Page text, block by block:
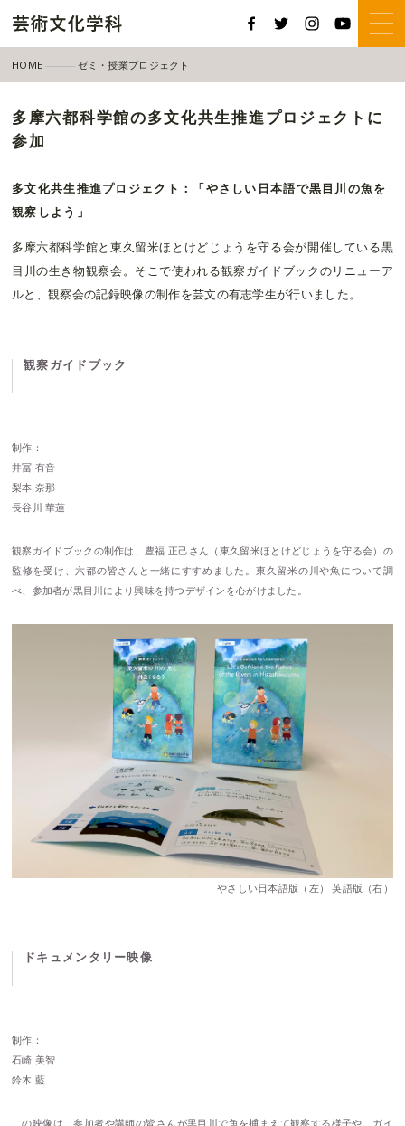
HOME ゼミ・授業プロジェクト
多摩六都科学館の多文化共生推進プロジェクトに
参加
多文化共生推進プロジェクト：「やさしい日本語で黒目川の魚を
観察しよう」
多摩六都科学館と東久留米ほとけどじょうを守る会が開催している黒
目川の生き物観察会。そこで使われる観察ガイドブックのリニューア
ルと、観察会の記録映像の制作を芸文の有志学生が行いました。
観察ガイドブック
制作：
井冨 有音
梨本 奈那
長谷川 華蓮
観察ガイドブックの制作は、豊福 正己さん（東久留米ほとけどじょうを守る会）の
監修を受け、六都の皆さんと一緒にすすめました。東久留米の川や魚について調
べ、参加者が黒目川により興味を持つデザインを心がけました。
やさしい日本語版（左） 英語版（右）
ドキュメンタリー映像
制作：
石崎 美智
鈴木 藍
この映像は、参加者や講師の皆さんが黒目川で魚を捕まえて観察する様子や、ガイ